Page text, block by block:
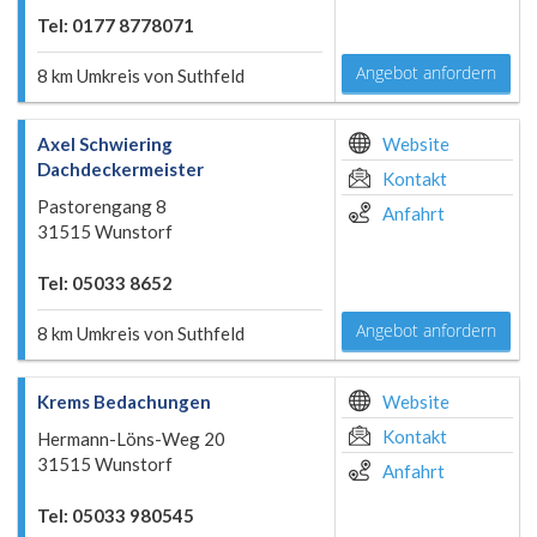
Tel: 0177 8778071
8 km Umkreis von Suthfeld Angebot anfordern
Axel Schwiering
Dachdeckermeister
Pastorengang 8
31515 Wunstorf
Tel: 05033 8652
8 km Umkreis von Suthfeld
Website
Kontakt
Anfahrt
Angebot anfordern
Krems Bedachungen
Hermann-Löns-Weg 20
31515 Wunstorf
Tel: 05033 980545
Website
Kontakt
Anfahrt